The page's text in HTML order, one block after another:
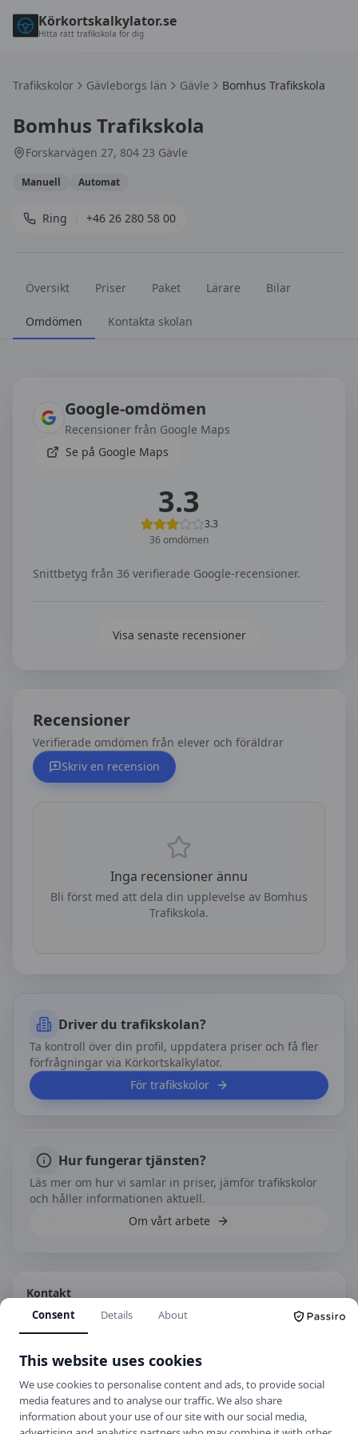
Körkortskalkylator.se
Hitta rätt trafikskola för dig
Trafikskolor Gävleborgs län Gävle Bomhus Trafikskola
Bomhus Trafikskola
Forskarvägen 27, 804 23 Gävle
Manuell Automat
Ring +46 26 280 58 00
Översikt Priser Paket Lärare Bilar
Omdömen Kontakta skolan
Google-omdömen
Recensioner från Google Maps
Se på Google Maps
3.3
3.3
36 omdömen
Snittbetyg från 36 verifierade Google-recensioner.
Visa senaste recensioner
Recensioner
Verifierade omdömen från elever och föräldrar
Skriv en recension
Inga recensioner ännu
Bli först med att dela din upplevelse av Bomhus
Trafikskola.
Driver du trafikskolan?
Ta kontroll över din profil, uppdatera priser och få fler
förfrågningar via Körkortskalkylator.
För trafikskolor
Hur fungerar tjänsten?
Läs mer om hur vi samlar in priser, jämför trafikskolor
och håller informationen aktuell.
Om vårt arbete
Kontakt
Forskarvägen 27, 804 23 Gävle
Hemsida
Spara som kontakt
Consent Details About
This website uses cookies
We use cookies to personalise content and ads, to provide social
media features and to analyse our traffic. We also share
information about your use of our site with our social media,